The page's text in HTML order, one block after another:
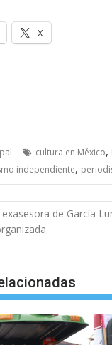
X
cultura en México,
independiente,
de García